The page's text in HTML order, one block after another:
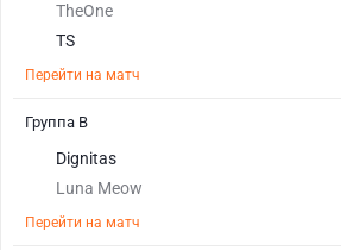
TheOne
TS
Перейти на матч
Dignitas
Luna Meow
Перейти на матч
Группа B